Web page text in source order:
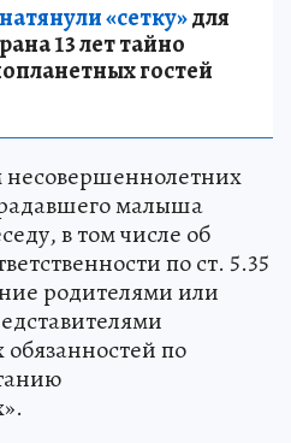
«сетку»для
13 лет тайно
гостей
малыша
в том числе об
по ст. 5.35
родителями или
по